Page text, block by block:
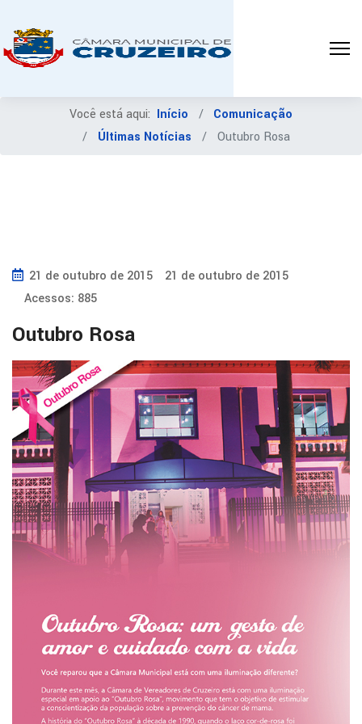
Você está aqui: Início
Comunicação
Últimas Notícias
Outubro Rosa
21 de outubro de 2015
21 de outubro de 2015
Acessos: 885
Outubro Rosa